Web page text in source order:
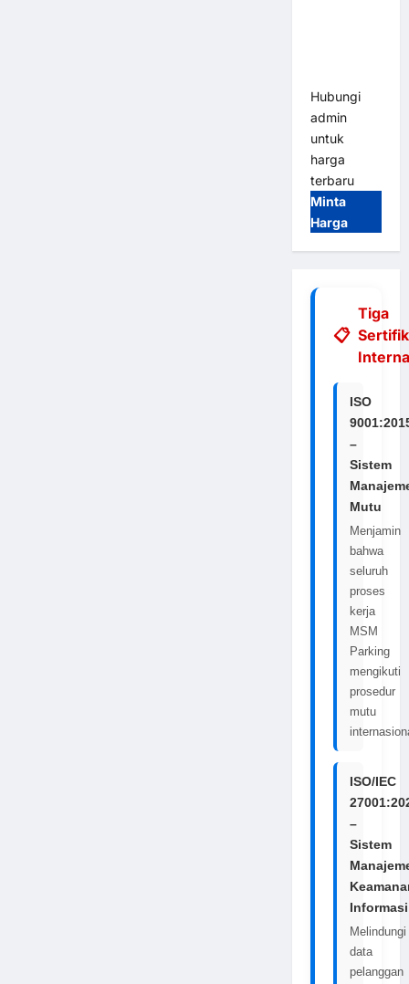
Hubungi
admin
untuk
harga
terbaru
Minta
Harga
Tiga
ISO
–
Sistem
Mutu
Menjamin
bahwa
seluruh
proses
kerja
MSM
Parking
mengikuti
prosedur
mutu
ISO/IEC
–
Sistem
Informasi
Melindungi
data
pelanggan